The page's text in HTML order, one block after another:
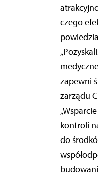
czego
zapewni
zarządu
kontroli
do